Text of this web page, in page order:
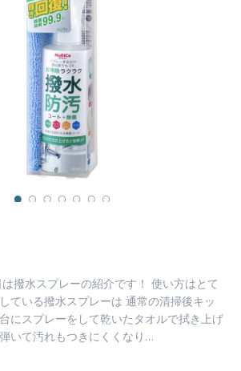
撥水スプレーの紹介です！ 使い方はとて
ている撥水スプレーは 通常の清掃後キッ
にスプレーをして乾いたタオルで拭き上げ
いて汚れもつきにくくなり…